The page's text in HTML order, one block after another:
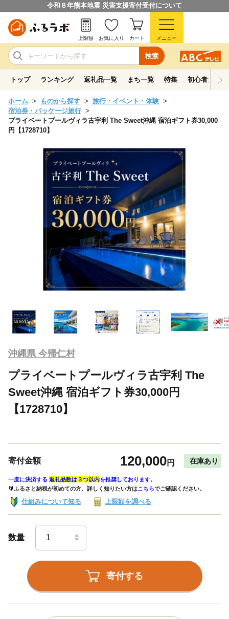
令和８年熊本地震 災害支援寄付受付について
検索
上限額 お気に入り カート メニュー
トップ ランキング 返礼品一覧 まち一覧 特集 初心者ガイド
ホーム ものから探す
旅行・イベント・体験
宿泊券・パッケージ旅行
プライベートプールヴィラ古宇利 The Sweet沖縄 宿泊ギフト券30,000
円【1728710】
沖縄県 今帰仁村
プライベートプールヴィラ古宇利 The
Sweet沖縄 宿泊ギフト券30,000円
【1728710】
寄付金額 120,000円 在庫あり
一度に決済する 返礼品数は３つ以内を推奨しております。
🔰ふるさと納税が初めての方、詳しく知りたい方はこちらでご確認ください。
仕組みについて知る 上限額を調べる
数量
寄付する